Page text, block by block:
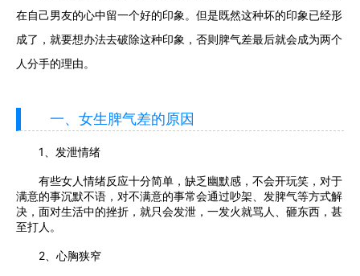
在自己男友的心中留一个好的印象。但是既然这种坏的印象已经形
成了，就要想办法去破除这种印象，否则脾气差最后就会成为两个
人分手的理由。
一、女生脾气差的原因
1、发泄情绪
有些女人情绪反应十分简单，缺乏幽默感，不会开玩笑，对于
满意的事沉默不语，对不满意的事常会通过吵架、发脾气等方式解
决，面对生活中的挫折，就只会发泄，一发火就骂人、砸东西，甚
至打人。
2、心胸狭窄